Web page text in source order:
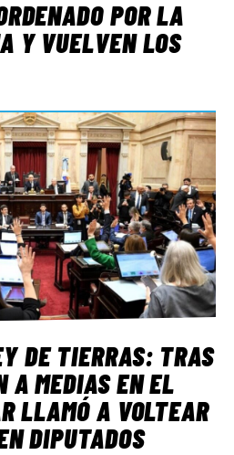
POR LA
Y VUELVEN LOS
DE TIERRAS: TRAS
A MEDIAS EN EL
LLAMÓ A VOLTEAR
DIPUTADOS